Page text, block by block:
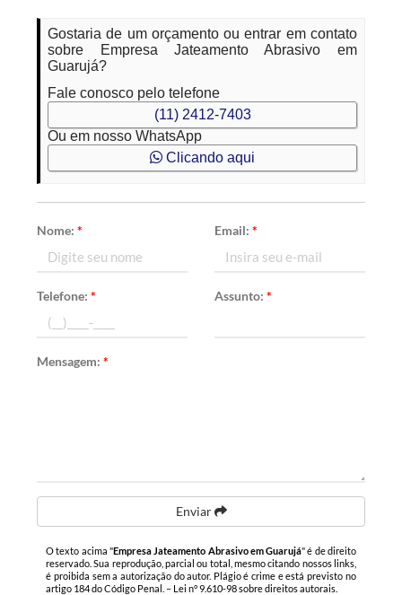
Gostaria de um orçamento ou entrar em contato
sobre Empresa Jateamento Abrasivo em
Guarujá?
Fale conosco pelo telefone
(11) 2412-7403
Ou em nosso WhatsApp
Clicando aqui
Nome:* Email: *
Telefone:* Assunto: *
Mensagem:*
Enviar
O texto acima "Empresa Jateamento Abrasivo em Guarujá" é de direito
reservado. Sua reprodução, parcial ou total, mesmo citando nossos links,
é proibida sem a autorização do autor. Plágio é crime e está previsto no
artigo 184 do Código Penal. – Lei n° 9.610-98 sobre direitos autorais